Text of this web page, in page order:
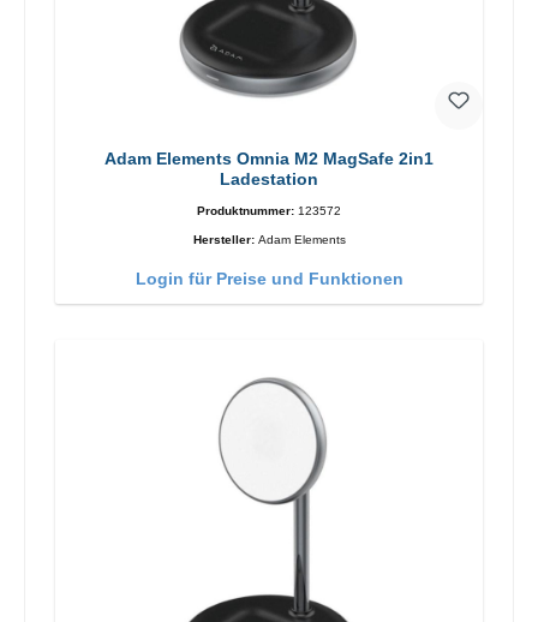
Adam Elements Omnia M2 MagSafe 2in1
Ladestation
Produktnummer: 123572
Hersteller: Adam Elements
Login für Preise und Funktionen